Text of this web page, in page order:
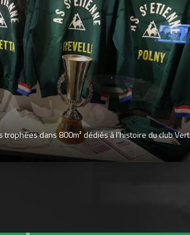
dans 800m² dédiés à l’histoire du club